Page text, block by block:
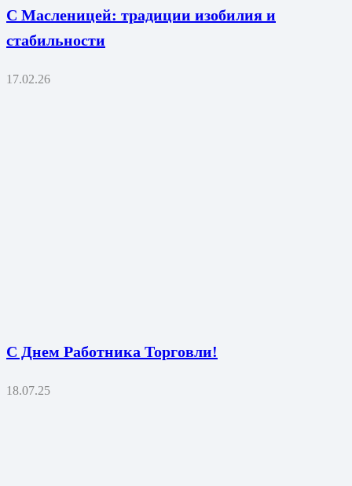
С Масленицей: традиции изобилия и
стабильности
17.02.26
С Днем Работника Торговли!
18.07.25